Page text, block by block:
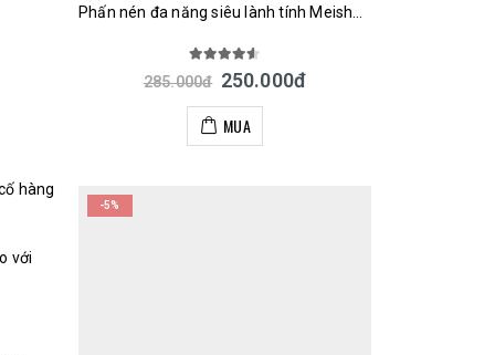
hàng
với
Phấn nén đa năng siêu lành tính Meishoku Moist-Labo BB Mineral Pressed Powder 9g – Màu tự nhiên 03 Nhật
out of 5
285.000đ 250.000đ
MUA
-5%